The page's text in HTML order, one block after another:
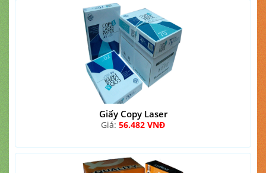
Giấy Copy Laser
Giá: 56.482 VNĐ